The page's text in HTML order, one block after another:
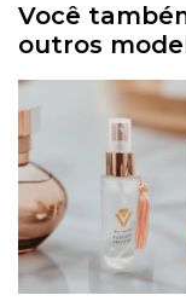
Você
outros